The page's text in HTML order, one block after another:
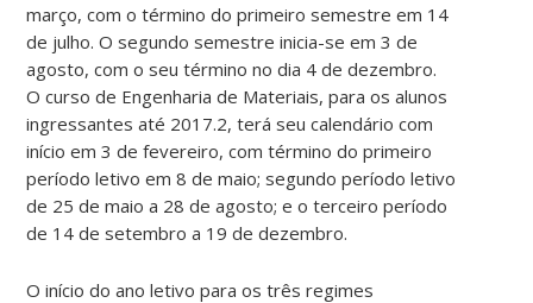
março, com o término do primeiro semestre em 14
de julho. O segundo semestre inicia-se em 3 de
agosto, com o seu término no dia 4 de dezembro.
O curso de Engenharia de Materiais, para os alunos
ingressantes até 2017.2, terá seu calendário com
início em 3 de fevereiro, com término do primeiro
período letivo em 8 de maio; segundo período letivo
de 25 de maio a 28 de agosto; e o terceiro período
de 14 de setembro a 19 de dezembro.
O início do ano letivo para os três regimes